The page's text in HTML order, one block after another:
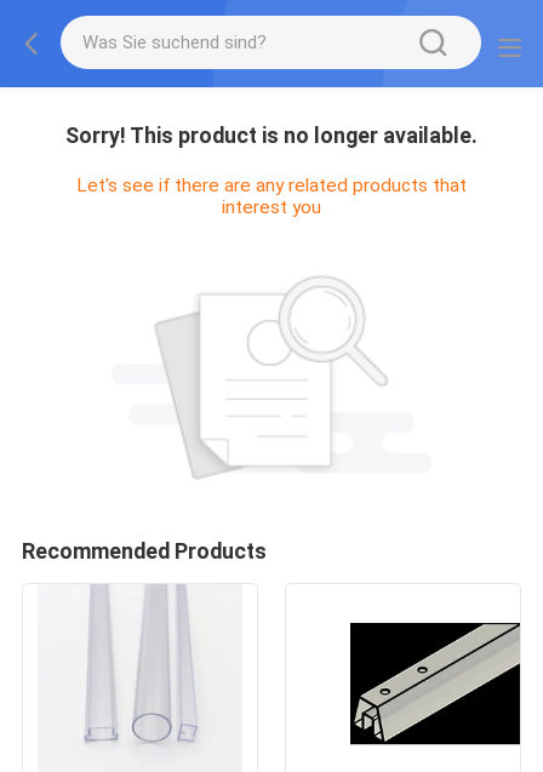
Sorry! This product is no longer available.
Let's see if there are any related products that
interest you
Recommended Products